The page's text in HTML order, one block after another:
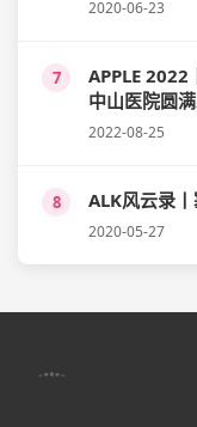
2020-06-23
7
APPLE 2022
中山医院圆
2022-08-25
8 ALK风云录
2020-05-27